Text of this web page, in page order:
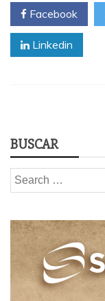
Facebook
Linkedin
BUSCAR
Search
for: